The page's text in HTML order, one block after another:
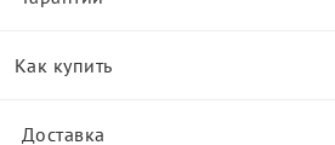
Как купить
Доставка